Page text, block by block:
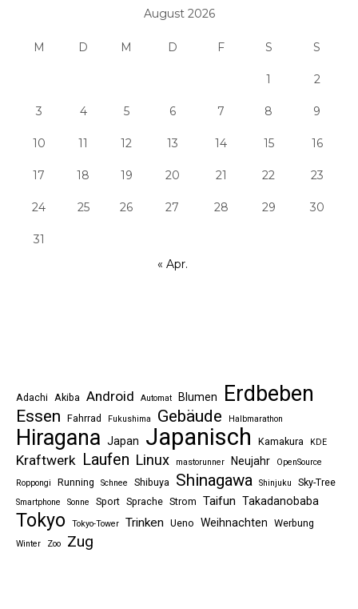
August 2026
M D M D F S S
1 2
3 4 5 6 7 8 9
10 11 12 13 14 15 16
17 18 19 20 21 22 23
24 25 26 27 28 29 30
31
« Apr.
Adachi Akiba Android Automat Blumen Erdbeben
Essen Fahrrad Fukushima Gebäude Halbmarathon
Hiragana Japan Japanisch Kamakura KDE
Kraftwerk Laufen Linux mastorunner Neujahr
OpenSource
Roppongi
Running Schnee Shibuya Shinagawa Shinjuku Sky-Tree
Smartphone Sonne Sport Sprache Strom Taifun Takadanobaba
Tokyo Tokyo-Tower Trinken Ueno Weihnachten Werbung
Winter Zoo Zug